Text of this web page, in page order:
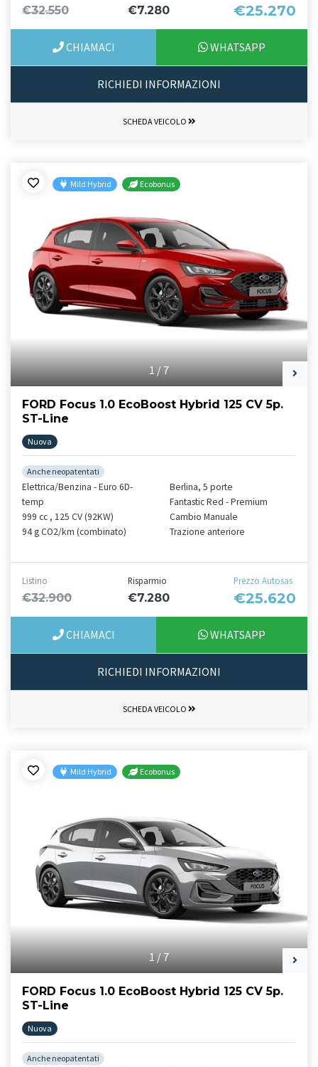
€32.550 €7.280 €25.270
CHIAMACI WHATSAPP
RICHIEDI INFORMAZIONI
SCHEDA VEICOLO
1/7
Mild Hybrid Ecobonus
FORD Focus 1.0 EcoBoost Hybrid 125 CV 5p.
ST-Line
Nuova
Anche neopatentati
Elettrica/Benzina - Euro 6D-
temp
999 cc , 125 CV (92KW)
94 g CO2/km (combinato)
Berlina, 5 porte
Fantastic Red - Premium
Cambio Manuale
Trazione anteriore
Listino
€32.900
Risparmio
€7.280
Prezzo Autosas
€25.620
CHIAMACI WHATSAPP
RICHIEDI INFORMAZIONI
SCHEDA VEICOLO
1/7
Mild Hybrid Ecobonus
FORD Focus 1.0 EcoBoost Hybrid 125 CV 5p.
ST-Line
Nuova
Anche neopatentati